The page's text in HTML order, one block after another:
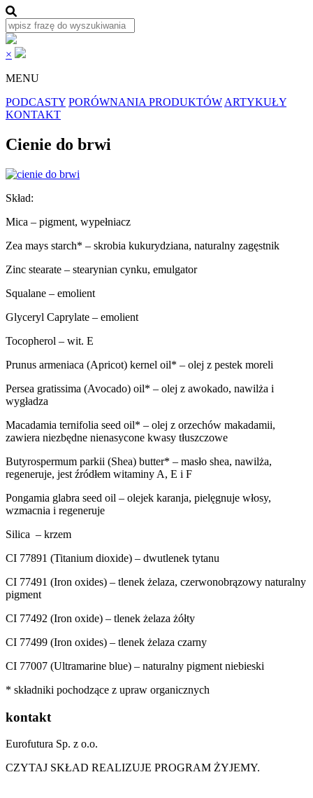
×
MENU
PODCASTY PORÓWNANIA PRODUKTÓW ARTYKUŁY
KONTAKT
Cienie do brwi
Skład:
Mica – pigment, wypełniacz
Zea mays starch* – skrobia kukurydziana, naturalny zagęstnik
Zinc stearate – stearynian cynku, emulgator
Squalane – emolient
Glyceryl Caprylate – emolient
Tocopherol – wit. E
Prunus armeniaca (Apricot) kernel oil* – olej z pestek moreli
Persea gratissima (Avocado) oil* – olej z awokado, nawilża i
wygładza
Macadamia ternifolia seed oil* – olej z orzechów makadamii,
zawiera niezbędne nienasycone kwasy tłuszczowe
Butyrospermum parkii (Shea) butter* – masło shea, nawilża,
regeneruje, jest źródłem witaminy A, E i F
Pongamia glabra seed oil – olejek karanja, pielęgnuje włosy,
wzmacnia i regeneruje
Silica – krzem
CI 77891 (Titanium dioxide) – dwutlenek tytanu
CI 77491 (Iron oxides) – tlenek żelaza, czerwonobrązowy naturalny
pigment
CI 77492 (Iron oxide) – tlenek żelaza żółty
CI 77499 (Iron oxides) – tlenek żelaza czarny
CI 77007 (Ultramarine blue) – naturalny pigment niebieski
* składniki pochodzące z upraw organicznych
kontakt
Eurofutura Sp. z o.o.
CZYTAJ SKŁAD REALIZUJE PROGRAM ŻYJEMY.